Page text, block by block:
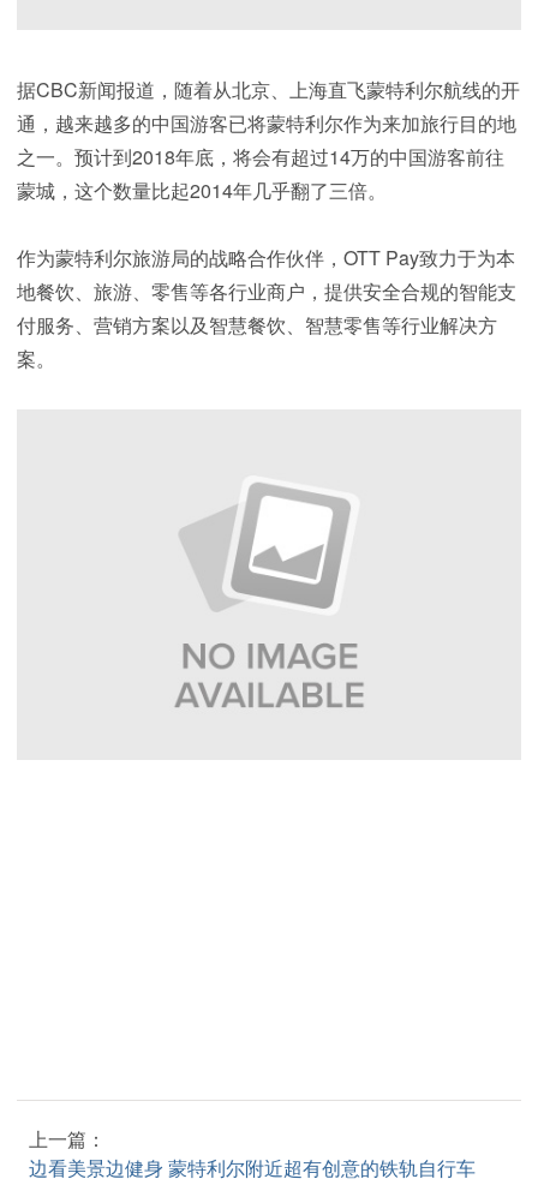
据CBC新闻报道，随着从北京、上海直飞蒙特利尔航线的开
通，越来越多的中国游客已将蒙特利尔作为来加旅行目的地
之一。预计到2018年底，将会有超过14万的中国游客前往
蒙城，这个数量比起2014年几乎翻了三倍。
作为蒙特利尔旅游局的战略合作伙伴，OTT Pay致力于为本
地餐饮、旅游、零售等各行业商户，提供安全合规的智能支
付服务、营销方案以及智慧餐饮、智慧零售等行业解决方
案。
上一篇：
边看美景边健身 蒙特利尔附近超有创意的铁轨自行车